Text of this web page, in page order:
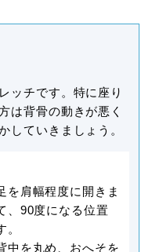
ッチです。特に座り
は背骨の動きが悪く
していきましょう。
肩幅程度に開きま
、90度になる位置
を丸め、おへそを